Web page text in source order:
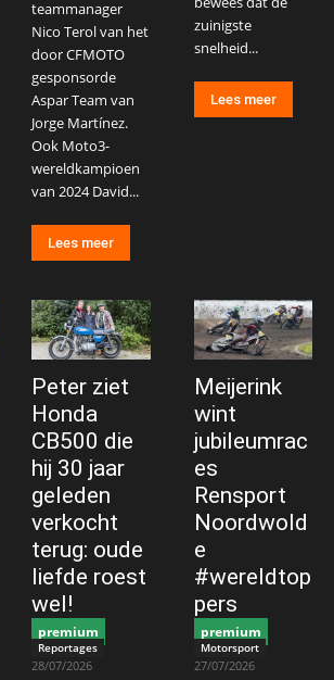
teammanager
Nico Terol van het
door CFMOTO
gesponsorde
Aspar Team van
Jorge Martínez.
Ook Moto3-
wereldkampioen
van 2024 David...
Lees meer
zuinigste
snelheid...
Lees meer
Peter ziet
Honda
CB500 die
hij 30 jaar
geleden
verkocht
terug: oude
liefde roest
wel!
premium
Reportages
28/07/2026
Meijerink
wint
jubileumrac
es
Rensport
Noordwold
e
#wereldtop
pers
premium
Motorsport
27/07/2026